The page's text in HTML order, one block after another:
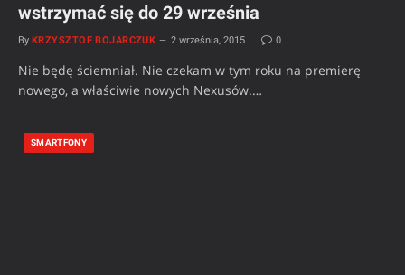
wstrzymać się do 29 września
By KRZYSZTOF BOJARCZUK 2 września, 2015 0
Nie będę ściemniał. Nie czekam w tym roku na premierę
nowego, a właściwie nowych Nexusów.…
SMARTFONY